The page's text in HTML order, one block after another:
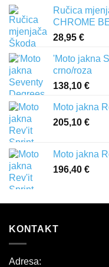
Ručica
CHROME
28,95 €
'Moto jakna
crno/roza
138,10 €
Moto jakna
205,10 €
Moto jakna
196,40 €
KONTAKT
Adresa: